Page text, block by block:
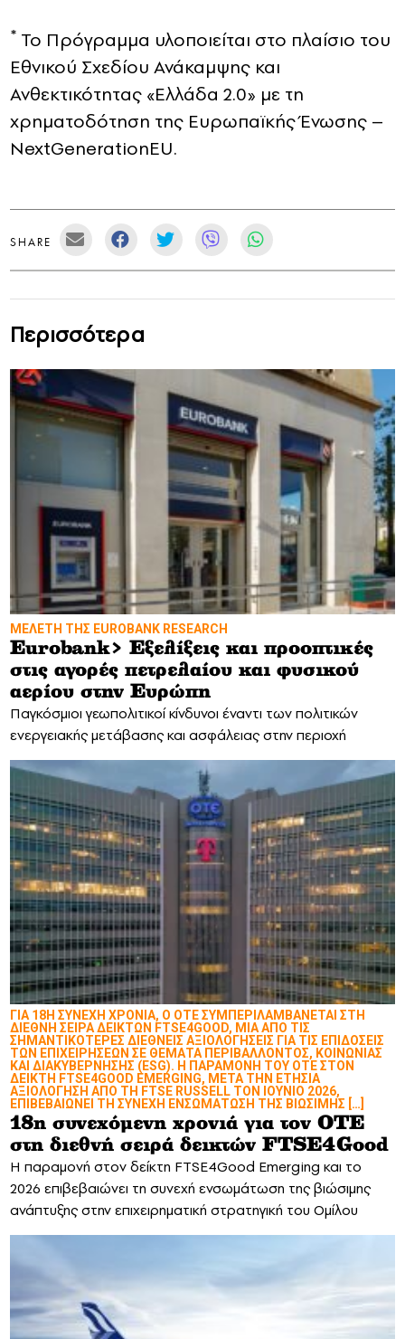
* Το Πρόγραμμα υλοποιείται στο πλαίσιο του
Εθνικού Σχεδίου Ανάκαμψης και
Ανθεκτικότητας «Ελλάδα 2.0» με τη
χρηματοδότηση της Ευρωπαϊκής Ένωσης –
NextGenerationEU.
SHARE
Περισσότερα
MΕΛΕΤΗ ΤΗΣ EUROBANK RESEARCH
Eurobank> Εξελίξεις και προοπτικές
στις αγορές πετρελαίου και φυσικού
αερίου στην Ευρώπη
Παγκόσμιοι γεωπολιτικοί κίνδυνοι έναντι των πολιτικών
ενεργειακής μετάβασης και ασφάλειας στην περιοχή
ΓΙΑ 18Η ΣΥΝΕΧΗ ΧΡΟΝΙΑ, Ο ΟΤΕ ΣΥΜΠΕΡΙΛΑΜΒΑΝΕΤΑΙ ΣΤΗ
ΔΙΕΘΝΗ ΣΕΙΡΑ ΔΕΙΚΤΩΝ FTSE4GOOD, ΜΙΑ ΑΠΟ ΤΙΣ
ΣΗΜΑΝΤΙΚΟΤΕΡΕΣ ΔΙΕΘΝΕΙΣ ΑΞΙΟΛΟΓΗΣΕΙΣ ΓΙΑ ΤΙΣ ΕΠΙΔΟΣΕΙΣ
ΤΩΝ ΕΠΙΧΕΙΡΗΣΕΩΝ ΣΕ ΘΕΜΑΤΑ ΠΕΡΙΒΑΛΛΟΝΤΟΣ, ΚΟΙΝΩΝΙΑΣ
ΚΑΙ ΔΙΑΚΥΒΕΡΝΗΣΗΣ (ESG). Η ΠΑΡΑΜΟΝΗ ΤΟΥ ΟΤΕ ΣΤΟΝ
ΔΕΙΚΤΗ FTSE4GOOD EMERGING, ΜΕΤΑ ΤΗΝ ΕΤΗΣΙΑ
ΑΞΙΟΛΟΓΗΣΗ ΑΠΟ ΤΗ FTSE RUSSELL ΤΟΝ ΙΟΥΝΙΟ 2026,
ΕΠΙΒΕΒΑΙΩΝΕΙ ΤΗ ΣΥΝΕΧΗ ΕΝΣΩΜΑΤΩΣΗ ΤΗΣ ΒΙΩΣΙΜΗΣ […]
18η συνεχόμενη χρονιά για τον ΟΤΕ
στη διεθνή σειρά δεικτών FTSE4Good
Η παραμονή στον δείκτη FTSE4Good Emerging και το
2026 επιβεβαιώνει τη συνεχή ενσωμάτωση της βιώσιμης
ανάπτυξης στην επιχειρηματική στρατηγική του Ομίλου